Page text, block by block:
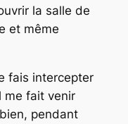
la salle de
et même
fais intercepter
me fait venir
pendant